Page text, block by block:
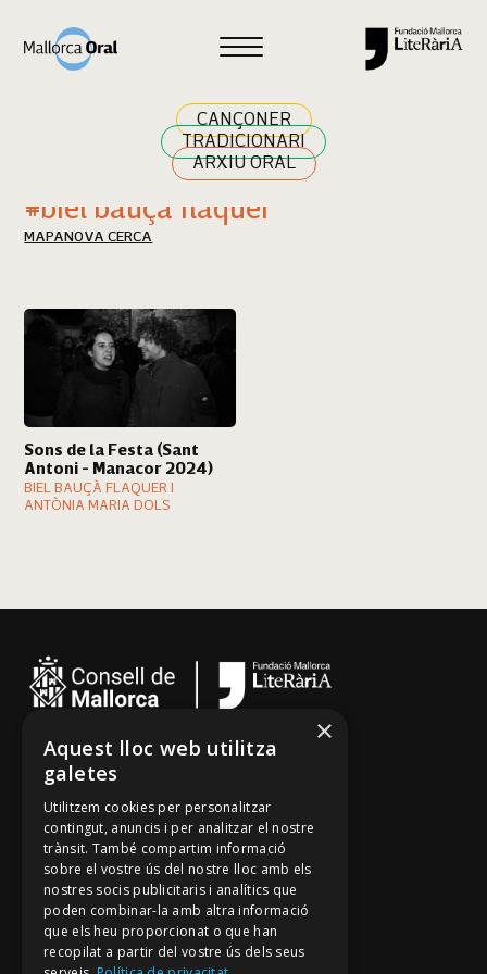
CANÇONER
TRADICIONARI
ARXIU ORAL
Cercar
Resultats cerca
#biel bauçà flaquer
MAPA NOVA CERCA
Sons de la Festa (Sant
Antoni - Manacor 2024)
BIEL BAUÇÀ FLAQUER I
ANTÒNIA MARIA DOLS
Cançoner
Tradicionari
Arxiu Oral
Contacte
Segueix-nos
Mallorca Oral, un projecte de
×
Aquest lloc web utilitza
galetes
Utilitzem cookies per personalitzar
contingut, anuncis i per analitzar el nostre
trànsit. També compartim informació
sobre el vostre ús del nostre lloc amb els
nostres socis publicitaris i analítics que
poden combinar-la amb altra informació
que els heu proporcionat o que han
recopilat a partir del vostre ús dels seus